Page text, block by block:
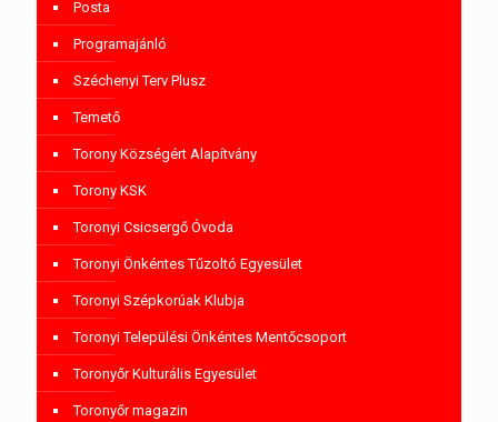
Posta
Programajánló
Széchenyi Terv Plusz
Temető
Torony Községért Alapítvány
Torony KSK
Toronyi Csicsergő Óvoda
Toronyi Önkéntes Tűzoltó Egyesület
Toronyi Szépkorúak Klubja
Toronyi Települési Önkéntes Mentőcsoport
Toronyőr Kulturális Egyesület
Toronyőr magazin